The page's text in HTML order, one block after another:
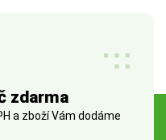
zdarma
a zboží Vám dodáme